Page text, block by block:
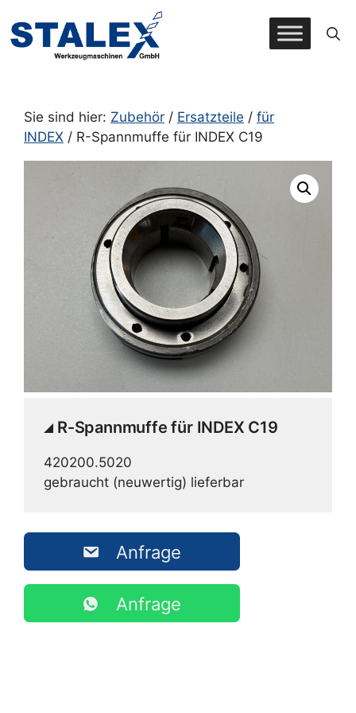
Inhalt
springen
Sie sind hier: Zubehör / Ersatzteile / für
INDEX / R-Spannmuffe für INDEX C19
R-Spannmuffe für INDEX C19
420200.5020
gebraucht (neuwertig) lieferbar
Anfrage
Anfrage